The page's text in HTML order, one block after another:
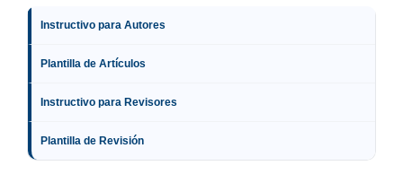
Instructivo para Autores
Plantilla de Artículos
Instructivo para Revisores
Plantilla de Revisión